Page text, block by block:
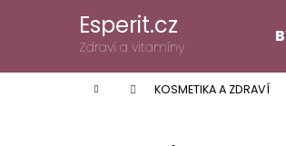
Esperit.cz
Zdraví a vitamíny
Domů KOSMETIKA A ZDRAVÍ
í
Zpět
do
Zpět
do